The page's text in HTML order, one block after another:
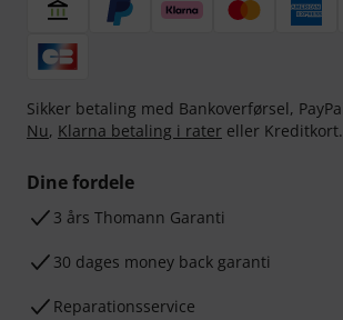
Sikker betaling med Bankoverførsel,
Nu, Klarna betaling i rater eller Kreditkort.
Dine fordele
3 års Thomann Garanti
30 dages money back garanti
Reparationsservice